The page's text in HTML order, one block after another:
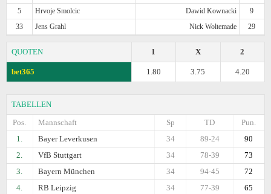
5
Hrvoje Smolcic Dawid Kownacki
9
33
Jens Grahl Nick Woltemade 29
QUOTEN 2
X
1
bet365 4.20
3.75
1.80
TABELLEN
Pos.
Mannschaft Pun.
TD
Sp
1.
Bayer Leverkusen 90
89-24
34
2.
VfB Stuttgart 73
78-39
34
3.
Bayern München 72
94-45
34
4.
RB Leipzig 65
77-39
34